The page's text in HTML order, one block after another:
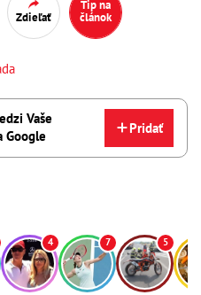
Zdieľať
Tip na
článok
Vaše
Google
Pridať
4 7 5